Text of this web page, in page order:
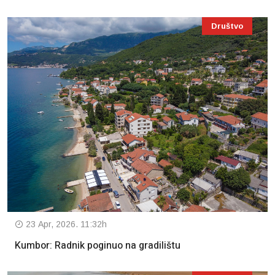
Društvo
23 Apr, 2026. 11:32h
Kumbor: Radnik poginuo na gradilištu